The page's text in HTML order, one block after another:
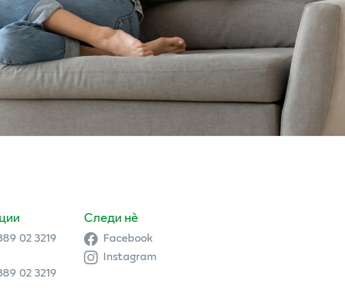
02 3219
02 3219
Следи нè
Facebook
Instagram